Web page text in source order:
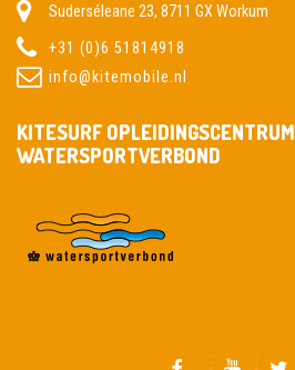
Suderséleane 23, 8711 GX Workum
+31 (0)6 51814918
info@kitemobile.nl
KITESURF OPLEIDINGSCENTRUM
WATERSPORTVERBOND